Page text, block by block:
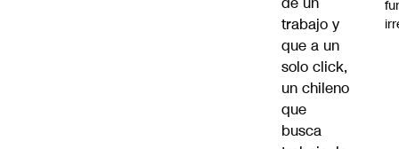
trabajo y
que a un
solo click,
un chileno
que
busca